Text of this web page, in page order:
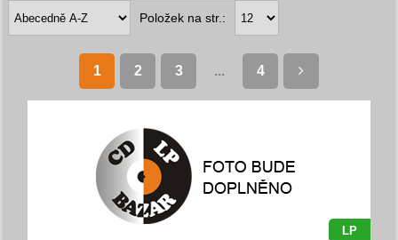
Položek na str.:
1 2 3 ... 4
LP